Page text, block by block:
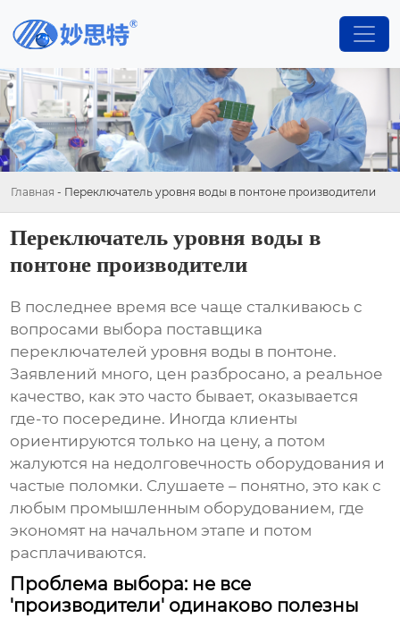
Главная - Переключатель уровня воды в понтоне производители
Переключатель уровня воды в
понтоне производители
В последнее время все чаще сталкиваюсь с
вопросами выбора поставщика
переключателей уровня воды в понтоне.
Заявлений много, цен разбросано, а реальное
качество, как это часто бывает, оказывается
где-то посередине. Иногда клиенты
ориентируются только на цену, а потом
жалуются на недолговечность оборудования и
частые поломки. Слушаете – понятно, это как с
любым промышленным оборудованием, где
экономят на начальном этапе и потом
расплачиваются.
Проблема выбора: не все
'производители' одинаково полезны